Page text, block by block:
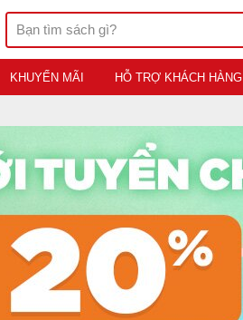
KHUYẾN MÃI HỖ TRỢ KHÁCH HÀNG